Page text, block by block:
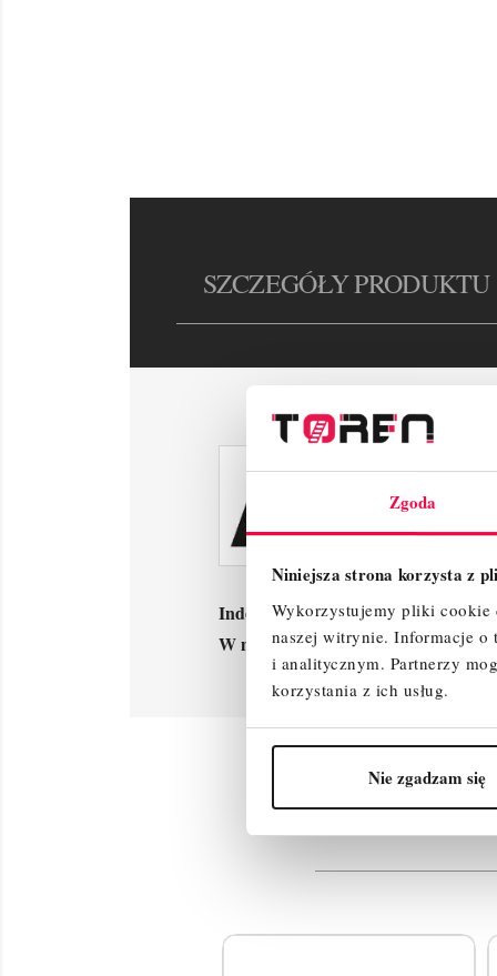
Zgoda
Niniejsza strona korzysta z
Wykorzystujemy pliki cookie
naszej witrynie. Informacje o
i analitycznym. Partnerzy
korzystania z ich usług.
Nie zgadzam się
SZCZEGÓŁY PRODUKTU
Indeks 010021
W magazynie 1000 Przedmioty